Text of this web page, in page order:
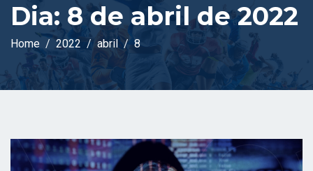
Dia: 8 de abril de 2022
Home 2022 abril 8